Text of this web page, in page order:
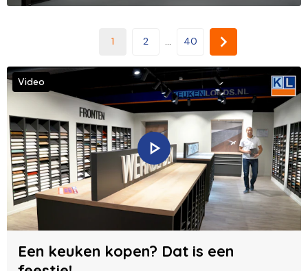
1 2 ... 40
Een keuken kopen? Dat is een
Video